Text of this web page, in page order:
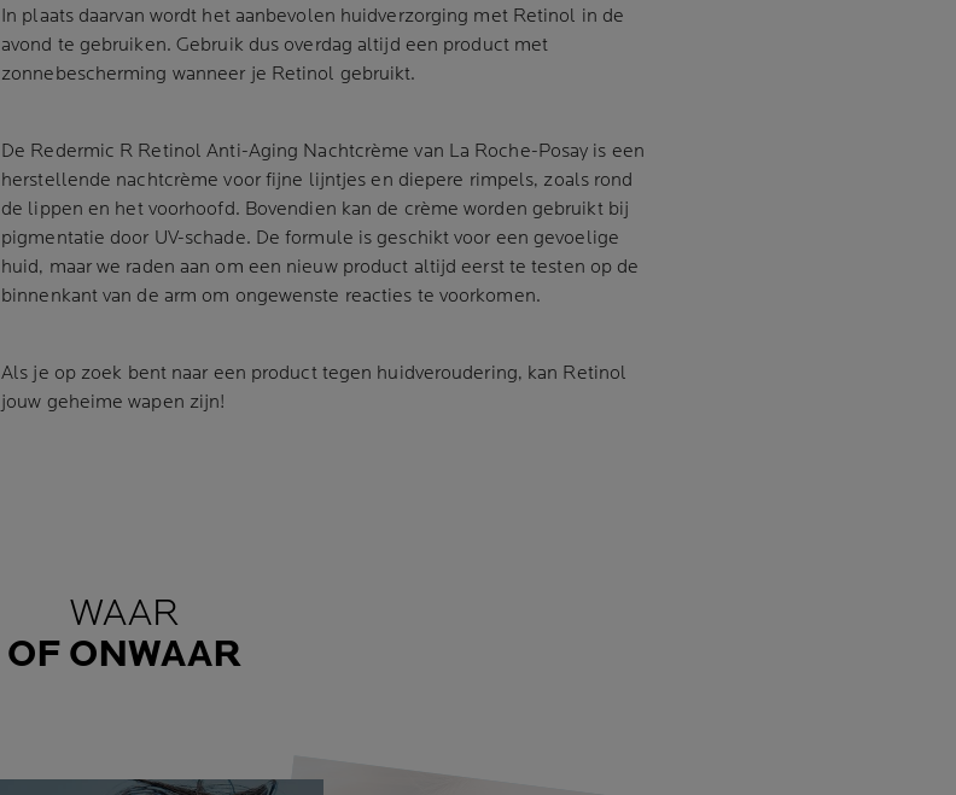
In plaats daarvan wordt het aanbevolen huidverzorging met Retinol in de
avond te gebruiken. Gebruik dus overdag altijd een product met
zonnebescherming wanneer je Retinol gebruikt.
De Redermic R Retinol Anti-Aging Nachtcrème van La Roche-Posay is een
herstellende nachtcrème voor fijne lijntjes en diepere rimpels, zoals rond
de lippen en het voorhoofd. Bovendien kan de crème worden gebruikt bij
pigmentatie door UV-schade. De formule is geschikt voor een gevoelige
huid, maar we raden aan om een nieuw product altijd eerst te testen op de
binnenkant van de arm om ongewenste reacties te voorkomen.
Als je op zoek bent naar een product tegen huidveroudering, kan Retinol
jouw geheime wapen zijn!
WAAR
OF ONWAAR